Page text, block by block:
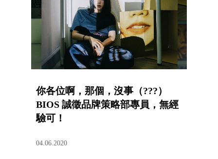
你各位啊，那個，沒事（???）
BIOS 誠徵品牌策略部專員，無經
驗可！
04.06.2020